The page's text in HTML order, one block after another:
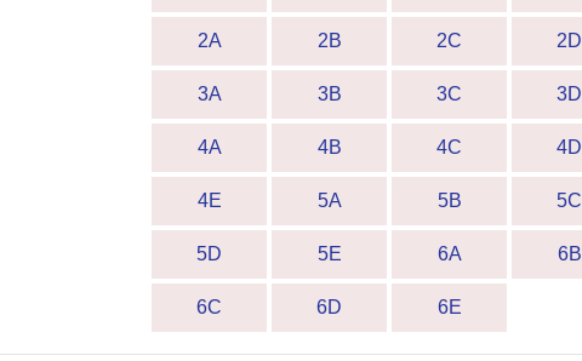
2A 2B 2C 2D
3A 3B 3C 3D
4A 4B 4C 4D
4E 5A 5B 5C
5D 5E 6A 6B
6C 6D 6E